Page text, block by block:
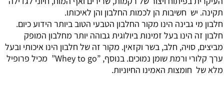
תקינה. יש חשיבות הן לכמות החלבון והן לאיכותו.
חלבון מי גבינה הינו מקור החלבון הטבעי הטוב ביותר הידוע כיום.
חלבון זה הינו בעל זמינות ביולוגית גבוהה יותר מחלבון המופק
מביצים, סויה, חלב, בשר וקזאין. מקור זה של חלבון הינו איכותי ובעל
ערך קלורי ורמת שומן נמוכים. בנוסף, ”Whey to go” מכיל פרופיל
מלא של חומצות האמינו החיוניות.